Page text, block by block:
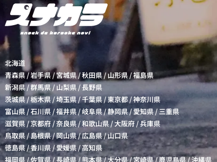
北海道
青森県/岩手県/宮城県/秋田県 / 山形県/福島県
新潟県/群馬県 / 山梨県 /長野県
茨城県 /栃木県/埼玉県/千葉県/東京都 /神奈川県
富山県 /石川県 /福井県/岐阜県/静岡県/愛知県/三重県
滋賀県/京都府/奈良県 /和歌山県/大阪府 /兵庫県
鳥取県 / 島根県/岡山県/広島県/山口県
徳島県/香川県/愛媛県 /高知県
福岡県 /佐賀県 /長崎県/熊本県/大分県/宮崎県/鹿児島県/沖縄県